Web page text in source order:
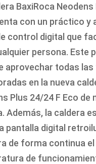
BaxiRoca Neodens
con un práctico y
control digital que
persona. Este
aprovechar todas
en la nueva
Plus 24/24 F Eco de
Además, la caldera
pantalla digital
de forma continua el
de